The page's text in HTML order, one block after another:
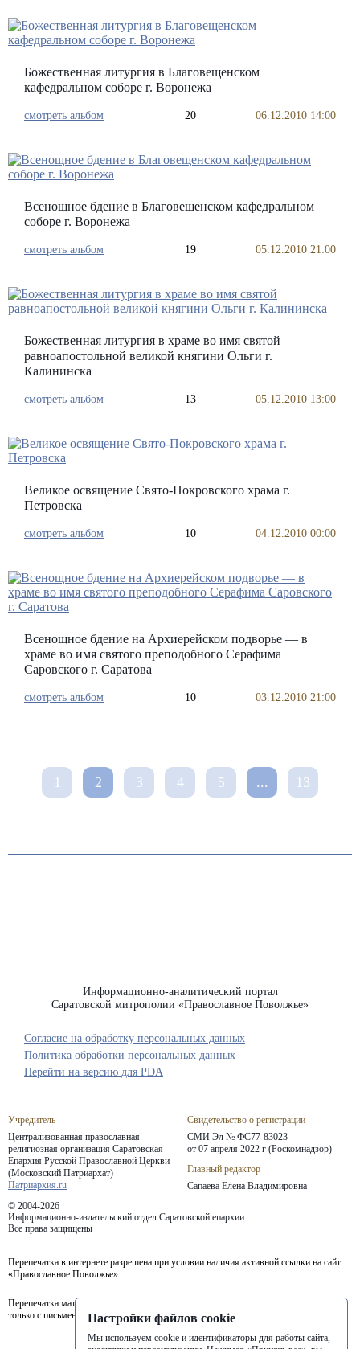
Божественная литургия в Благовещенском
кафедральном соборе г. Воронежа
смотреть альбом 20 06.12.2010 14:00
Всенощное бдение в Благовещенском кафедральном
соборе г. Воронежа
смотреть альбом 19 05.12.2010 21:00
Божественная литургия в храме во имя святой
равноапостольной великой княгини Ольги г.
Калининска
смотреть альбом 13 05.12.2010 13:00
Великое освящение Свято-Покровского храма г.
Петровска
смотреть альбом 10 04.12.2010 00:00
Всенощное бдение на Архиерейском подворье — в
храме во имя святого преподобного Серафима
Саровского г. Саратова
смотреть альбом 10 03.12.2010 21:00
1 2 3 4 5 ... 13
Информационно-аналитический портал
Саратовской митрополии «Православное Поволжье»
Учредитель
Централизованная православная
религиозная организация Саратовская
Епархия Русской Православной Церкви
(Московский Патриархат)
Патриархия.ru
Свидетельство о регистрации
СМИ Эл № ФС77-83023
от 07 апреля 2022 г (Роскомнадзор)
Главный редактор
Сапаева Елена Владимировна
© 2004-2026
Информационно-издательский отдел Саратовской епархии
Все права защищены
Согласие на обработку персональных данных
Политика обработки персональных данных
Перепечатка в интернете разрешена при условии наличия активной ссылки на сайт
«Православное Поволжье».
Перепечатка материалов портала в печатных изданиях (книгах, прессе) возможна
только с письменного разрешения редакции.
Перейти на версию для PDA
Настройки файлов cookie
Мы используем cookie и идентификаторы для работы сайта,